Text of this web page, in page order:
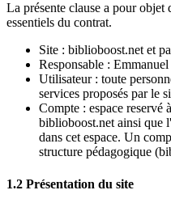
La présente clause a pour
essentiels du contrat.
Site : biblioboost.net et
Responsable :
Utilisateur : toute
services proposés par le
Compte : espace reservé
biblioboost.net ainsi que
dans cet espace. Un
structure pédagogique
1.2 Présentation du site